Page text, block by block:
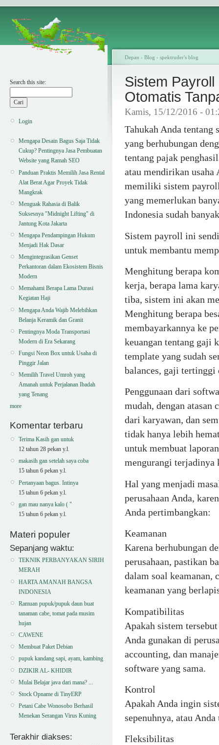
Search this site:
Login
Mengapa Desain Bagus Saja Tidak
Cukup? Pentingnya Jasa Pembuatan
Website yang Ramah SEO
Panduan Praktis Memilih Jasa Rental
Alat Berat Agar Proyek Tidak
Mangkrak
Menguak Rahasia di Balik
Suksesnya "Midnight Lifting" di
Jantung Kota Jakarta
Mengapa Pendampingan Hukum
Menjadi Hak Dasar
Mengintegrasikan Genset
Perkantoran dalam Ekosistem Bisnis
Modern
Memahami Berapa Lama Durasi
Kegiatan Haji
Mengapa Anda Wajib Melebihkan
Belanja Keramik dan Granit
Pentingnya Moda Transportasi
Modern di Era Sekarang
Fungsi Neon Box untuk Usaha di
Pinggir Jalan
Memilih Travel Umroh yang
Amanah untuk Perjalanan Ibadah
yang Tenang
more
Komentar terbaru
Terima Kasih gan untuk
12 tahun 28 pekan y.l.
makasih gan setelah saya coba
15 tahun 6 pekan y.l.
Pertanyaan bagus. Intinya
15 tahun 6 pekan y.l.
gan mau nanya kalo ( "
15 tahun 6 pekan y.l.
Materi populer
Sepanjang waktu:
TEKNIK PERBANYAKAN SIRIH
MERAH
HARTA AMANAH BANGSA
INDONESIA
Ramuan pupuk/pupuk daun buat
tanaman cabe, tomat pada musim
hujan
CAWENE
Membuat Paket Debian
pupuk kandang sapi, ayam, kambing
DZIKIR AL- KHIDIR
Mulai Belajar java dari mana? ...
Stock Opname di TinyERP
Petani Cabe Wonosobo Berhasil
Menekan Serangan Virus Kuning
Terakhir diakses:
Depan › Blog › spektruder's blog
Sistem
Otomatis
Kamis, 15/12/2016 -
Tahukah Anda
yang berhubungan
tentang pajak
atau mendirikan usaha
memiliki sistem
yang memerlukan
Indonesia sudah
Sistem payroll ini
untuk membantu
Menghitung berapa
kerja, berapa lama
tiba, sistem ini akan
Menghitung berapa
membayarkannya ke
keuangan tentang gaji
template yang sudah
balances, gaji
Penggunaan dari
mudah, dengan
dari karyawan, dan
tidak hanya lebih
untuk membuat
mengurangi terjadinya
Hal yang menjadi
perusahaan Anda,
Anda pertimbangkan:
Keamanan
Karena berhubungan
perusahaan, pastikan
dalam soal keamanan,
keamanan yang
Kompatibilitas
Apakah sistem
Anda gunakan di
accounting, dan
software yang sama.
Kontrol
Apakah Anda ingin
sepenuhnya, atau
Fleksibilitas